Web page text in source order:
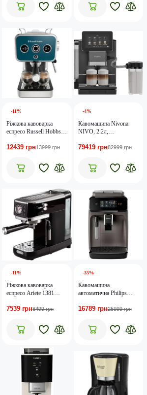
-11%
Ріжкова кавоварка
еспресо Russell Hobbs
56
12439 грн13999 грн
-4%
Кавомашина Nivona
NIVO, 2.2л,
автомат.капуч, дисплей,
79419 грн82999 грн
-11%
Ріжкова кавоварка
еспресо Ariete 1381
7539 грн8499 грн
-35%
Кавомашина
автоматична Philips
16789 грн25999 грн